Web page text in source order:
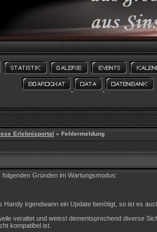
Erlebnisportal » Fehlermeldung
Gründen im Wartungsmodus:
Handy irgendwann ein Update benötigt, so ist es
veraltet und weisst dementsprechend diverse
kompatibel ist.